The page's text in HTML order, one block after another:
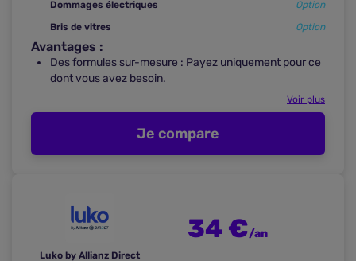
Dommages électriques
Option
Bris de vitres
Option
Avantages :
Des formules sur-mesure : Payez uniquement pour ce
dont vous avez besoin.
Voir plus
Je compare
Luko by Allianz Direct
34 €/an